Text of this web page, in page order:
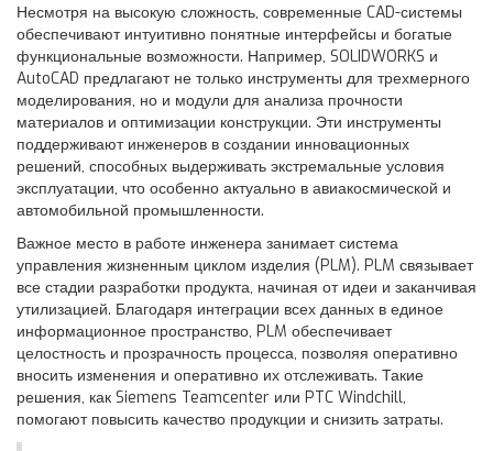
Несмотря на высокую сложность, современные CAD-системы
обеспечивают интуитивно понятные интерфейсы и богатые
функциональные возможности. Например, SOLIDWORKS и
AutoCAD предлагают не только инструменты для трехмерного
моделирования, но и модули для анализа прочности
материалов и оптимизации конструкции. Эти инструменты
поддерживают инженеров в создании инновационных
решений, способных выдерживать экстремальные условия
эксплуатации, что особенно актуально в авиакосмической и
автомобильной промышленности.
Важное место в работе инженера занимает система
управления жизненным циклом изделия (PLM). PLM связывает
все стадии разработки продукта, начиная от идеи и заканчивая
утилизацией. Благодаря интеграции всех данных в единое
информационное пространство, PLM обеспечивает
целостность и прозрачность процесса, позволяя оперативно
вносить изменения и оперативно их отслеживать. Такие
решения, как Siemens Teamcenter или PTC Windchill,
помогают повысить качество продукции и снизить затраты.